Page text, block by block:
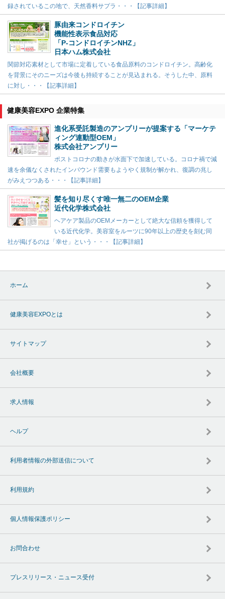
録されているこの地で、天然香料サプラ・・・【記事詳細】
豚由来コンドロイチン
機能性表示食品対応
「P-コンドロイチンNHZ」
日本ハム株式会社
関節対応素材として市場に定着している食品原料のコンドロイチン。高齢化
を背景にそのニーズは今後も持続することが見込まれる。そうした中、原料
に対し・・・【記事詳細】
健康美容EXPO 企業特集
進化系受託製造のアンプリーが提案する「マーケテ
ィング連動型OEM」
株式会社アンプリー
ポストコロナの動きが水面下で加速している。コロナ禍で減
速を余儀なくされたインバウンド需要もようやく規制が解かれ、復調の兆し
がみえつつある・・・【記事詳細】
髪を知り尽くす唯一無二のOEM企業
近代化学株式会社
ヘアケア製品のOEMメーカーとして絶大な信頼を獲得して
いる近代化学。美容室をルーツに90年以上の歴史を刻む同
社が掲げるのは「幸せ」という・・・【記事詳細】
ホーム
健康美容EXPOとは
サイトマップ
会社概要
求人情報
ヘルプ
利用者情報の外部送信について
利用規約
個人情報保護ポリシー
お問合わせ
プレスリリース・ニュース受付